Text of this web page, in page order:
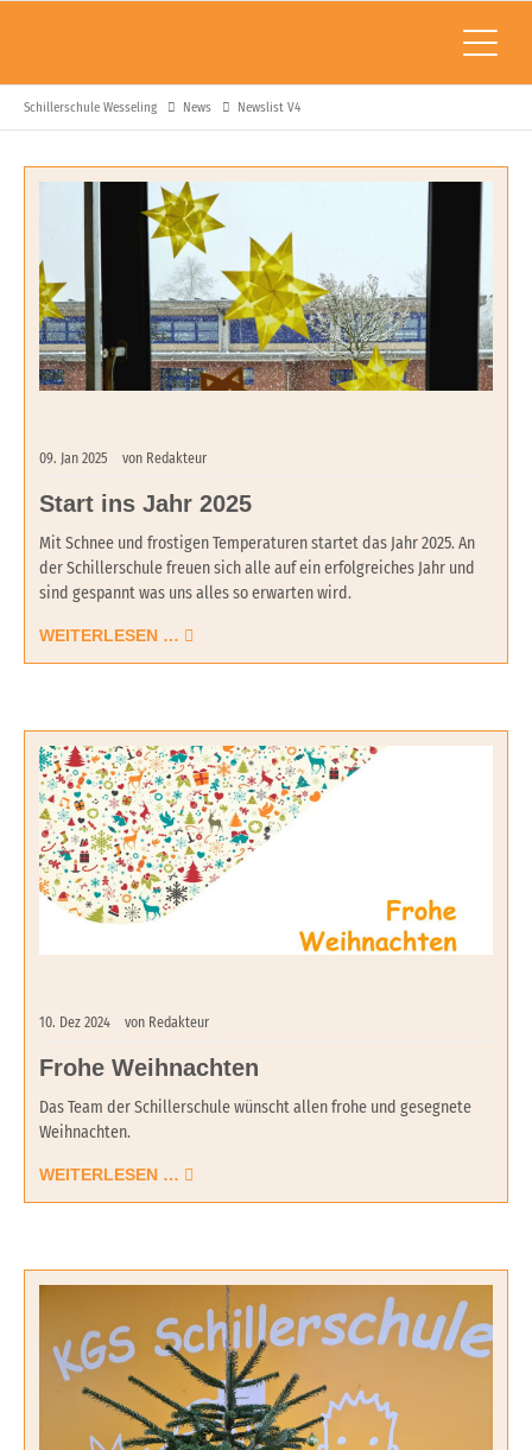
Schillerschule Wesseling News Newslist V4
09. Jan 2025 von Redakteur
Start ins Jahr 2025
Mit Schnee und frostigen Temperaturen startet das Jahr 2025. An
der Schillerschule freuen sich alle auf ein erfolgreiches Jahr und
sind gespannt was uns alles so erwarten wird.
WEITERLESEN …
10. Dez 2024 von Redakteur
Frohe Weihnachten
Das Team der Schillerschule wünscht allen frohe und gesegnete
Weihnachten.
WEITERLESEN …